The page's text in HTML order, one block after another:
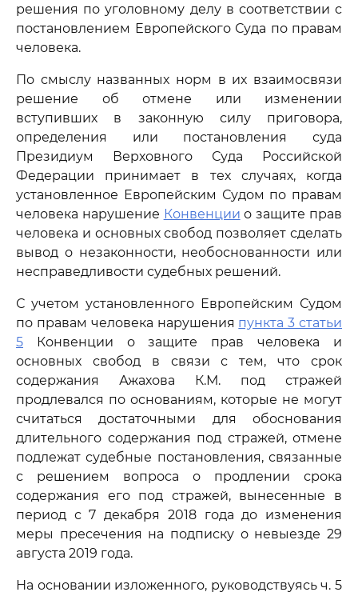
решения по уголовному делу в соответствии с
постановлением Европейского Суда по правам
человека.
По смыслу названных норм в их взаимосвязи
решение об отмене или изменении
вступивших в законную силу приговора,
определения или постановления суда
Президиум Верховного Суда Российской
Федерации принимает в тех случаях, когда
установленное Европейским Судом по правам
человека нарушение Конвенции о защите прав
человека и основных свобод позволяет сделать
вывод о незаконности, необоснованности или
несправедливости судебных решений.
С учетом установленного Европейским Судом
по правам человека нарушения пункта 3 статьи
5 Конвенции о защите прав человека и
основных свобод в связи с тем, что срок
содержания Ажахова К.М. под стражей
продлевался по основаниям, которые не могут
считаться достаточными для обоснования
длительного содержания под стражей, отмене
подлежат судебные постановления, связанные
с решением вопроса о продлении срока
содержания его под стражей, вынесенные в
период с 7 декабря 2018 года до изменения
меры пресечения на подписку о невыезде 29
августа 2019 года.
На основании изложенного, руководствуясь ч. 5